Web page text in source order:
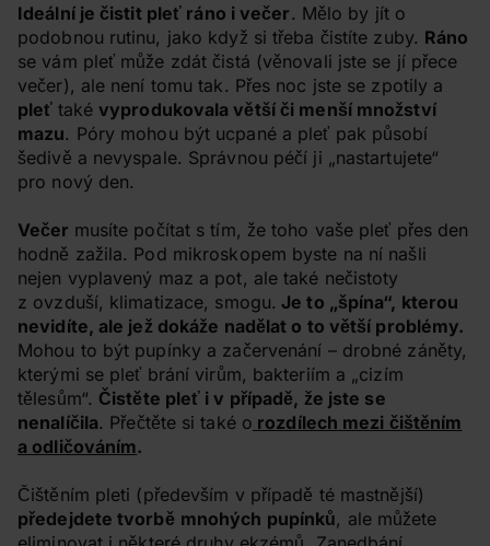
Ideální je čistit pleť ráno i večer. Mělo by jít o
podobnou rutinu, jako když si třeba čistíte zuby. Ráno
se vám pleť může zdát čistá (věnovali jste se jí přece
večer), ale není tomu tak. Přes noc jste se zpotily a
pleť také vyprodukovala větší či menší množství
mazu. Póry mohou být ucpané a pleť pak působí
šedivě a nevyspale. Správnou péčí ji „nastartujete“
pro nový den.
Večer musíte počítat s tím, že toho vaše pleť přes den
hodně zažila. Pod mikroskopem byste na ní našli
nejen vyplavený maz a pot, ale také nečistoty
z ovzduší, klimatizace, smogu. Je to „špína“, kterou
nevidíte, ale jež dokáže nadělat o to větší problémy.
Mohou to být pupínky a začervenání – drobné záněty,
kterými se pleť brání virům, bakteriím a „cizím
tělesům“. Čistěte pleť i v případě, že jste se
nenalíčila. Přečtěte si také o rozdílech mezi čištěním
a odličováním.
Čištěním pleti (především v případě té mastnější)
předejdete tvorbě mnohých pupínků, ale můžete